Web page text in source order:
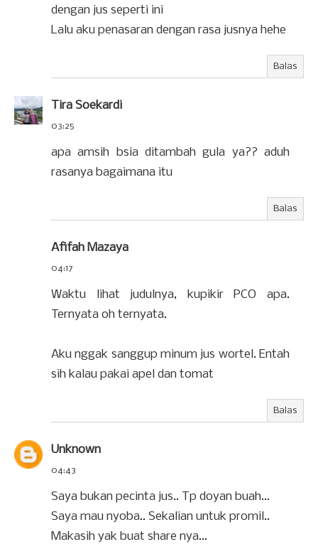
dengan jus seperti ini
Lalu aku penasaran dengan rasa jusnya hehe
Balas
Tira Soekardi
03:25
apa amsih bsia ditambah gula ya?? aduh
rasanya bagaimana itu
Balas
Afifah Mazaya
04:17
Waktu lihat judulnya, kupikir PCO apa.
Ternyata oh ternyata.
Aku nggak sanggup minum jus wortel. Entah
sih kalau pakai apel dan tomat
Balas
Unknown
04:43
Saya bukan pecinta jus.. Tp doyan buah...
Saya mau nyoba.. Sekalian untuk promil..
Makasih yak buat share nya...